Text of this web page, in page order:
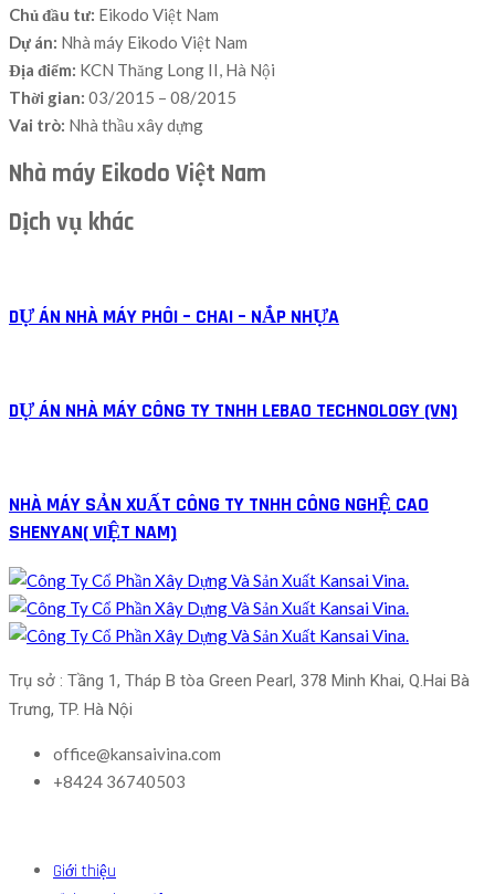
Chủ đầu tư: Eikodo Việt Nam
Dự án: Nhà máy Eikodo Việt Nam
Địa điểm: KCN Thăng Long II, Hà Nội
Thời gian: 03/2015 – 08/2015
Vai trò: Nhà thầu xây dựng
Nhà máy Eikodo Việt Nam
Dịch vụ khác
DỰ ÁN NHÀ MÁY PHÔI – CHAI – NẮP NHỰA
DỰ ÁN NHÀ MÁY CÔNG TY TNHH LEBAO TECHNOLOGY (VN)
NHÀ MÁY SẢN XUẤT CÔNG TY TNHH CÔNG NGHỆ CAO
SHENYAN( VIỆT NAM)
Trụ sở : Tầng 1, Tháp B tòa Green Pearl, 378 Minh Khai, Q.Hai Bà
Trưng, TP. Hà Nội
office@kansaivina.com
+8424 36740503
Giới thiệu